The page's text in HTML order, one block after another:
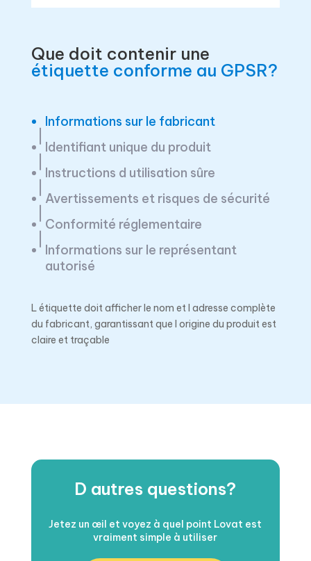
Que doit contenir une
étiquette conforme au GPSR?
Informations sur le fabricant
Identifiant unique du produit
Instructions d utilisation sûre
Avertissements et risques de sécurité
Conformité réglementaire
Informations sur le représentant
autorisé
L étiquette doit afficher le nom et l adresse complète
du fabricant, garantissant que l origine du produit est
claire et traçable
D autres questions?
Jetez un œil et voyez à quel point Lovat est
vraiment simple à utiliser